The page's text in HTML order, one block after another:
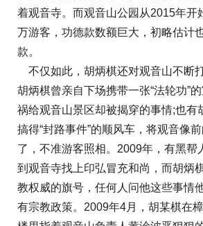
着观音寺。而观音山公园从2015年开
万游客，功德款数额巨大，初略估计
款。
不仅如此，胡炳棋还对观音山不断
胡炳棋曾亲自下场携带一张“法轮功”
祸给观音山景区却被揭穿的事情;也有
搞得“封路事件”的顺风车，将观音像
了，不准游客照相。2009年，有黑帮
到观音寺找上印弘冒充和尚，而胡炳
教权威的旗号，任何人问他这些事情
有宗教政策。2009年4月，胡某棋在